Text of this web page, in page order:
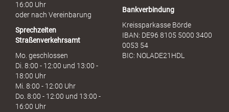
16:00 Uhr
oder nach Vereinbarung
Sprechzeiten
Straßenverkehrsamt
Mo. geschlossen
Di. 8:00 - 12:00 und 13:00 -
18:00 Uhr
Mi. 8:00 - 12:00 Uhr
Do. 8:00 - 12:00 und 13:00 -
16:00 Uhr
Bankverbindung
Kreissparkasse Börde
IBAN: DE96 8105 5000 3400
0053 54
BIC: NOLADE21HDL